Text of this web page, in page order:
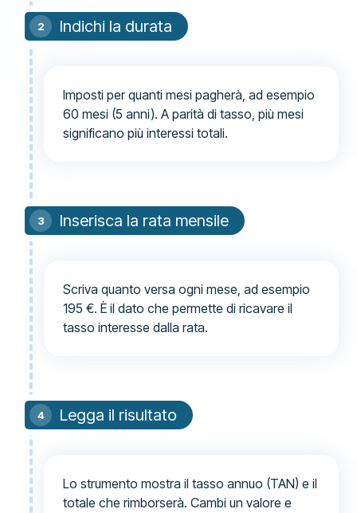
Indichi la durata
Imposti per quanti mesi pagherà, ad esempio
60 mesi (5 anni). A parità di tasso, più mesi
significano più interessi totali.
Inserisca la rata mensile
Scriva quanto versa ogni mese, ad esempio
195 €. È il dato che permette di ricavare il
tasso interesse dalla rata.
Legga il risultato
Lo strumento mostra il tasso annuo (TAN) e il
totale che rimborserà. Cambi un valore e